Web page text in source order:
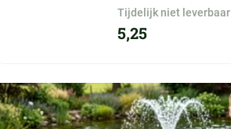
Tijdelijk niet leverbaar
5,25